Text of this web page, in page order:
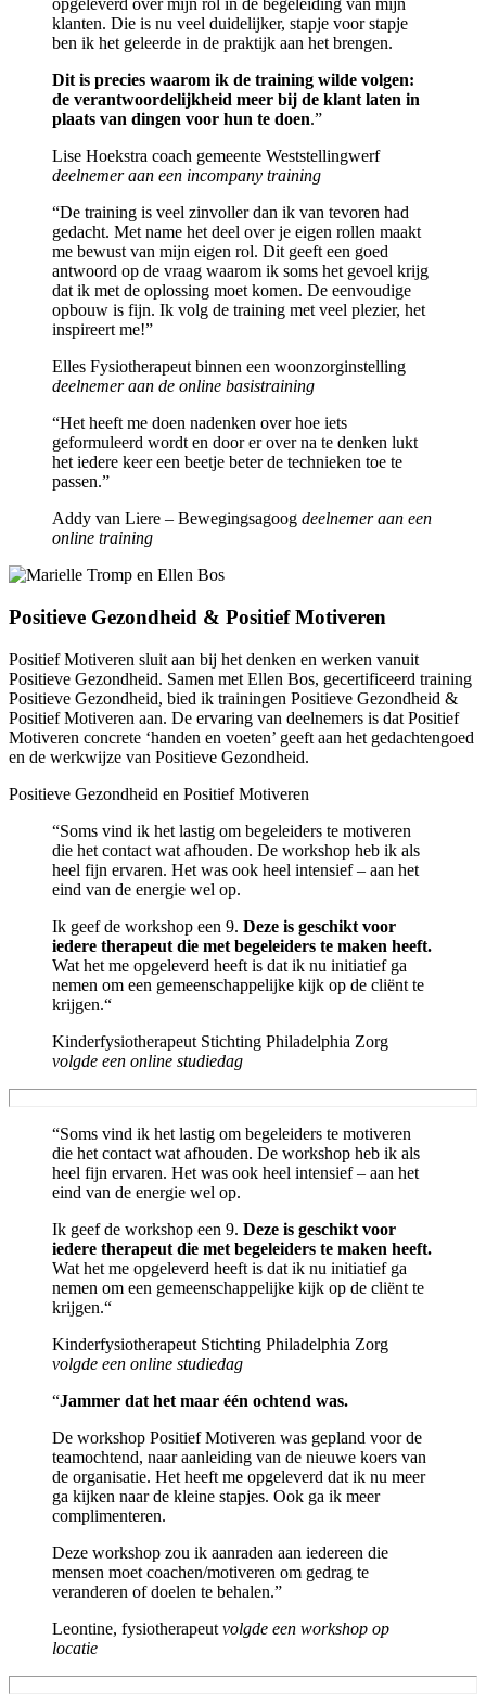
opgeleverd over mijn rol in de begeleiding van mijn
klanten. Die is nu veel duidelijker, stapje voor stapje
ben ik het geleerde in de praktijk aan het brengen.
Dit is precies waarom ik de training wilde volgen:
de verantwoordelijkheid meer bij de klant laten in
plaats van dingen voor hun te doen.”
Lise Hoekstra coach gemeente Weststellingwerf
deelnemer aan een incompany training
“De training is veel zinvoller dan ik van tevoren had
gedacht. Met name het deel over je eigen rollen maakt
me bewust van mijn eigen rol. Dit geeft een goed
antwoord op de vraag waarom ik soms het gevoel krijg
dat ik met de oplossing moet komen. De eenvoudige
opbouw is fijn. Ik volg de training met veel plezier, het
inspireert me!”
Elles Fysiotherapeut binnen een woonzorginstelling
deelnemer aan de online basistraining
“Het heeft me doen nadenken over hoe iets
geformuleerd wordt en door er over na te denken lukt
het iedere keer een beetje beter de technieken toe te
passen.”
Addy van Liere – Bewegingsagoog deelnemer aan een
online training
Positieve Gezondheid & Positief Motiveren
Positief Motiveren sluit aan bij het denken en werken vanuit
Positieve Gezondheid. Samen met Ellen Bos, gecertificeerd training
Positieve Gezondheid, bied ik trainingen Positieve Gezondheid &
Positief Motiveren aan. De ervaring van deelnemers is dat Positief
Motiveren concrete ‘handen en voeten’ geeft aan het gedachtengoed
en de werkwijze van Positieve Gezondheid.
Positieve Gezondheid en Positief Motiveren
“Soms vind ik het lastig om begeleiders te motiveren
die het contact wat afhouden. De workshop heb ik als
heel fijn ervaren. Het was ook heel intensief – aan het
eind van de energie wel op.
Ik geef de workshop een 9. Deze is geschikt voor
iedere therapeut die met begeleiders te maken heeft.
Wat het me opgeleverd heeft is dat ik nu initiatief ga
nemen om een gemeenschappelijke kijk op de cliënt te
krijgen.“
Kinderfysiotherapeut Stichting Philadelphia Zorg
volgde een online studiedag
“Soms vind ik het lastig om begeleiders te motiveren
die het contact wat afhouden. De workshop heb ik als
heel fijn ervaren. Het was ook heel intensief – aan het
eind van de energie wel op.
Ik geef de workshop een 9. Deze is geschikt voor
iedere therapeut die met begeleiders te maken heeft.
Wat het me opgeleverd heeft is dat ik nu initiatief ga
nemen om een gemeenschappelijke kijk op de cliënt te
krijgen.“
Kinderfysiotherapeut Stichting Philadelphia Zorg
volgde een online studiedag
“Jammer dat het maar één ochtend was.
De workshop Positief Motiveren was gepland voor de
teamochtend, naar aanleiding van de nieuwe koers van
de organisatie. Het heeft me opgeleverd dat ik nu meer
ga kijken naar de kleine stapjes. Ook ga ik meer
complimenteren.
Deze workshop zou ik aanraden aan iedereen die
mensen moet coachen/motiveren om gedrag te
veranderen of doelen te behalen.”
Leontine, fysiotherapeut volgde een workshop op
locatie